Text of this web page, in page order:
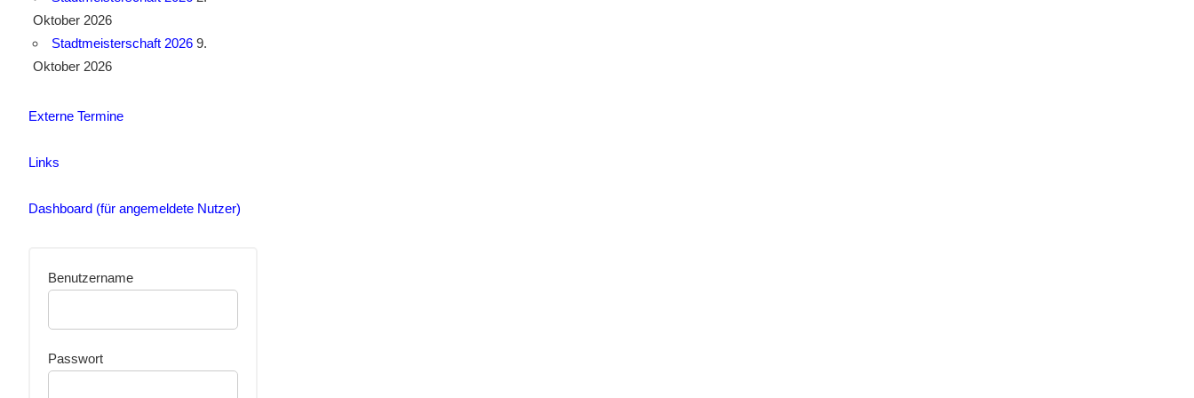
Oktober 2026
Stadtmeisterschaft 20269.
Oktober 2026
Externe Termine
Links
Dashboard (für angemeldete Nutzer)
Benutzername
Passwort